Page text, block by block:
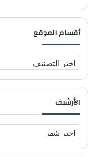
أقسام الموقع
ق
س
م
و
ق
الأرشيف
ل
أ